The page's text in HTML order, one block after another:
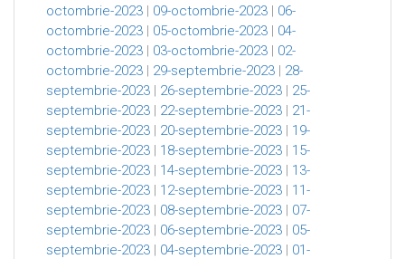
octombrie-2023 | 09-octombrie-2023 | 06-
octombrie-2023 | 05-octombrie-2023 | 04-
octombrie-2023 | 03-octombrie-2023 | 02-
octombrie-2023 | 29-septembrie-2023 | 28-
septembrie-2023 | 26-septembrie-2023 | 25-
septembrie-2023 | 22-septembrie-2023 | 21-
septembrie-2023 | 20-septembrie-2023 | 19-
septembrie-2023 | 18-septembrie-2023 | 15-
septembrie-2023 | 14-septembrie-2023 | 13-
septembrie-2023 | 12-septembrie-2023 | 11-
septembrie-2023 | 08-septembrie-2023 | 07-
septembrie-2023 | 06-septembrie-2023 | 05-
septembrie-2023 | 04-septembrie-2023 | 01-